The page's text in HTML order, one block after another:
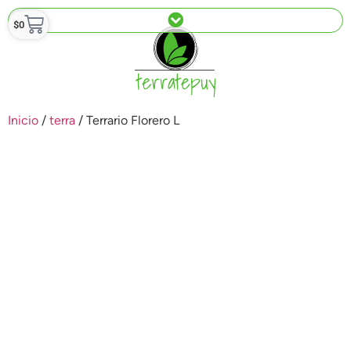
$0
Inicio / terra / Terrario Florero L